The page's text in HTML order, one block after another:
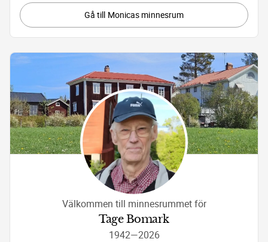
Gå till Monicas minnesrum
Välkommen till minnesrummet för
Tage Bomark
1942—2026